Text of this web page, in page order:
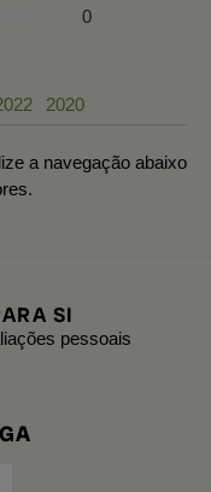
0
2020
a navegação abaixo
SI
pessoais